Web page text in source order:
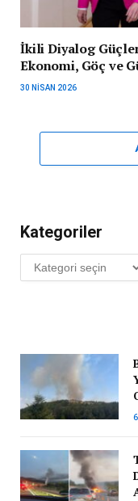
İkili Diyalog
Ekonomi, Göç ve
30 NISAN 2026
Kategoriler
Kategoriler